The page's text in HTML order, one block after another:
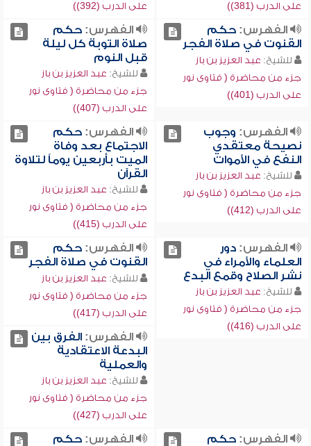
على الدرب (381))
على الدرب (392))
الفهرس:حكم
القنوت في صلاة الفجر
للشيخ: عبد العزيز بن باز
جزء من محاضرة ( فتاوى نور
على الدرب (401))
الفهرس:حكم
صلاة التوبة كل ليلة
قبل النوم
للشيخ: عبد العزيز بن باز
جزء من محاضرة ( فتاوى نور
على الدرب (407))
الفهرس: وجوب
نصيحة معتقدي
النفع في الأموات
للشيخ: عبد العزيز بن باز
جزء من محاضرة ( فتاوى نور
على الدرب (412))
الفهرس:حكم
الاجتماع بعد وفاة
الميت بأربعين يوماً لتلاوة
القرآن
للشيخ: عبد العزيز بن باز
جزء من محاضرة ( فتاوى نور
على الدرب (415))
الفهرس:دور
العلماء والأمراء في
نشر الصلاح وقمع البدع
للشيخ: عبد العزيز بن باز
جزء من محاضرة ( فتاوى نور
على الدرب (416))
الفهرس:حكم
القنوت في صلاة الفجر
للشيخ: عبد العزيز بن باز
جزء من محاضرة ( فتاوى نور
على الدرب (417))
الفهرس:الفرق بين
البدعة الاعتقادية
والعملية
للشيخ: عبد العزيز بن باز
جزء من محاضرة ( فتاوى نور
على الدرب (427))
الفهرس:حكم
الفهرس:حكم